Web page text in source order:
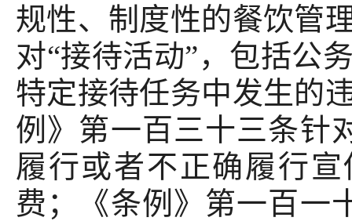
规性、制度性的餐饮管
对“接待活动”，包括公
特定接待任务中发生的
例》第一百三十三条针
履行或者不正确履行
费；《条例》第一百一